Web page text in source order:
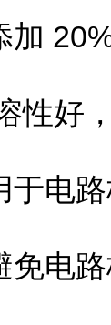
加
性好
于电
免电